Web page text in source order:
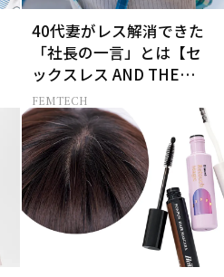
40代妻がレス解消できた
「社長の一言」とは【セ
ックスレス AND THE
CITY -女たちの告白-】
FEMTECH